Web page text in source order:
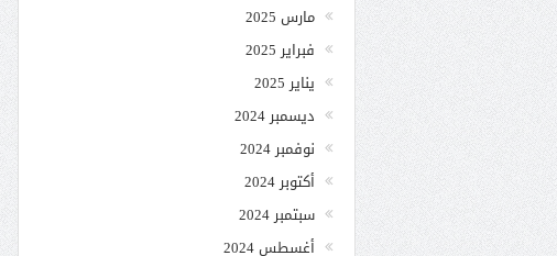
مارس 2025
فبراير 2025
يناير 2025
ديسمبر 2024
نوفمبر 2024
أكتوبر 2024
سبتمبر 2024
أغسطس 2024